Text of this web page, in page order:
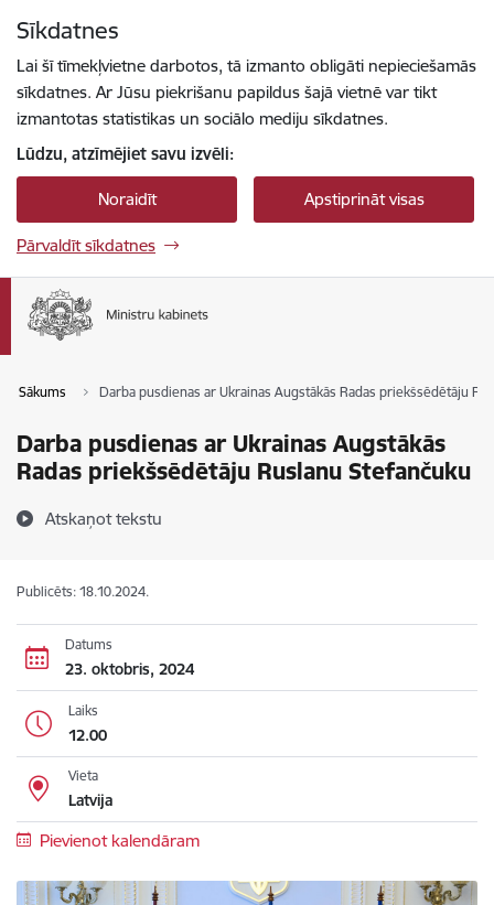
Sīkdatnes
Lai šī tīmekļvietne darbotos, tā izmanto obligāti nepieciešamās
sīkdatnes. Ar Jūsu piekrišanu papildus šajā vietnē var tikt
izmantotas statistikas un sociālo mediju sīkdatnes.
Lūdzu, atzīmējiet savu izvēli:
Noraidīt Apstiprināt visas
Pārvaldīt sīkdatnes
Sākums Darba pusdienas ar Ukrainas Augstākās Radas priekšsēdētāju
Darba pusdienas ar Ukrainas Augstākās
Radas priekšsēdētāju Ruslanu Stefančuku
Atskaņot tekstu
Publicēts: 18.10.2024.
Datums
23. oktobris, 2024
Laiks
12.00
Vieta
Latvija
Pievienot kalendāram